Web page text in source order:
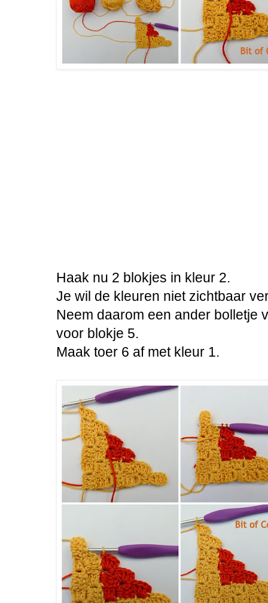
Haak nu 2 blokjes in kleur 2.
Je wil de kleuren niet zichtbaar
Neem daarom een ander bolletje
voor blokje 5.
Maak toer 6 af met kleur 1.